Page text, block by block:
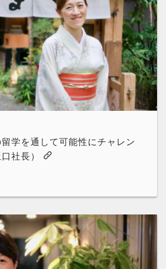
学を通して可能性にチャレン
社長）